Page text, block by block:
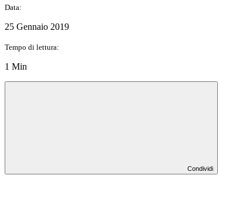
Data:
25 Gennaio 2019
Tempo di lettura:
1 Min
Condividi